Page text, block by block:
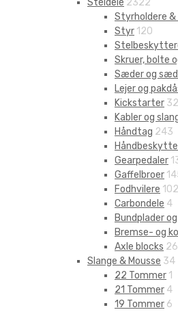
Steldele 2322
Styrholdere
Styr 120
Skruer, bolte
Sæder og
Lejer og
Kickstarter 32
Kabler og
Håndtag 243
Gearpedaler
Gaffelbroer
Fodhvilere 102
Carbondele 4
Bundplader
Bremse- og
Axle blocks 26
Slange & Mousse 34
22 Tommer 1
21 Tommer 4
19 Tommer 6